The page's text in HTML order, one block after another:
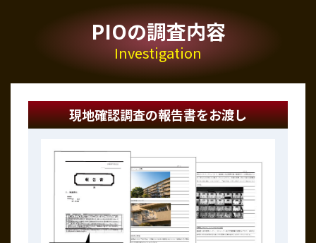
PIOの調査内容
Investigation
現地確認調査の報告書をお渡し